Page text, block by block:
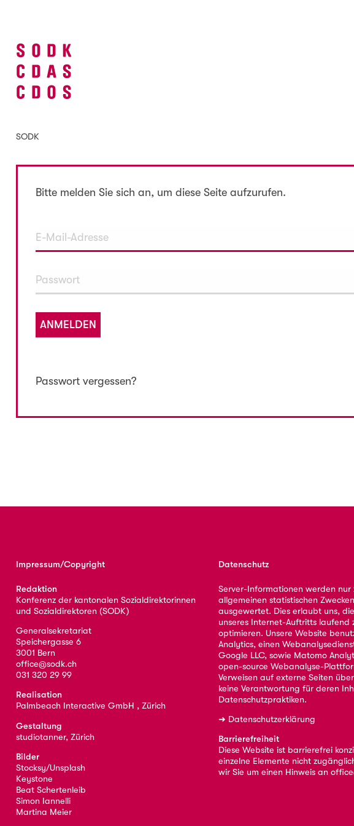
SODK
Bitte melden Sie sich an, um diese Seite aufzurufen.
ANMELDEN
Passwort vergessen?
Impressum/Copyright
Redaktion
Konferenz der kantonalen Sozialdirektorinnen
und Sozialdirektoren (SODK)
Generalsekretariat
Speichergasse 6
3001 Bern
office@sodk.ch
031 320 29 99
Realisation
Palmbeach Interactive GmbH , Zürich
Gestaltung
studiotanner, Zürich
Bilder
Stocksy/Unsplash
Keystone
Beat Schertenleib
Simon Iannelli
Martina Meier
Datenschutz
Server-Informationen werden nur
allgemeinen statistischen Zwecken
ausgewertet. Dies erlaubt uns,
unseres Internet-Auftritts laufend
optimieren. Unsere Website
Analytics, einen
Google LLC, sowie Matomo
open-source Webanalyse-
Verweisen auf externe Seiten
keine Verantwortung für deren
Datenschutzpraktiken.
➜ Datenschutzerklärung
Barrierefreiheit
Diese Website ist barrierefrei
einzelne Elemente nicht
wir Sie um einen Hinweis an